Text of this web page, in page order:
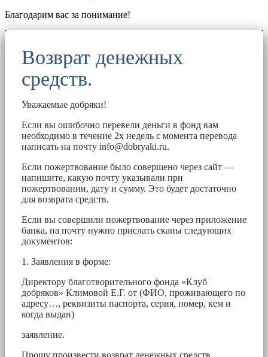
Благодарим вас за понимание!
Возврат денежных
средств.
Уважаемые добряки!
Если вы ошибочно перевели деньги в фонд вам
необходимо в течение 2х недель с момента перевода
написать на почту info@dobryaki.ru.
Если пожертвование было совершено через сайт —
напишите, какую почту указывали при
пожертвовании, дату и сумму. Это будет достаточно
для возврата средств.
Если вы совершили пожертвование через приложение
банка, на почту нужно прислать сканы следующих
документов:
1. Заявления в форме:
Директору благотворительного фонда «Клуб
добряков» Климовой Е.Г. от (ФИО, проживающего по
адресу…, реквизиты паспорта, серия, номер, кем и
когда выдан)
заявление.
Прошу произвести возврат денежных средств,